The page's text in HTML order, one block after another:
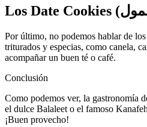
Por último, no podemos hablar de
triturados y especias, como canela,
acompañar un buen té o café.
Conclusión
Como podemos ver, la gastronomía
el dulce Balaleet o el famoso
¡Buen provecho!